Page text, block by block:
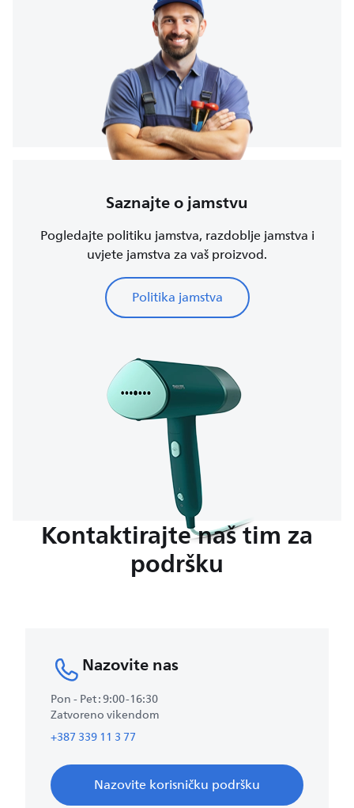
Saznajte o jamstvu
Pogledajte politiku jamstva, razdoblje jamstva i
uvjete jamstva za vaš proizvod.
Politika jamstva
Kontaktirajte naš tim za
podršku
Nazovite nas
Pon - Pet : 9:00-16:30
Zatvoreno vikendom
+387 339 11 3 77
Nazovite korisničku podršku